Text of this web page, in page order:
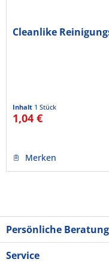
Cleanlike
Inhalt 1 Stück
1,04 €
Merken
Persönliche Beratung
Service